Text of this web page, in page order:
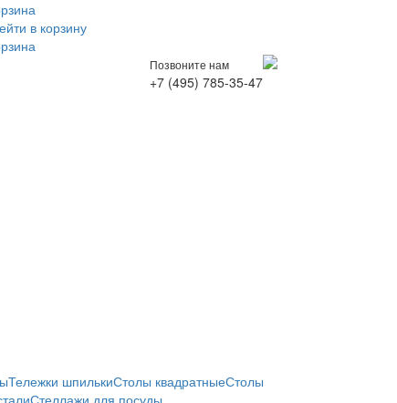
в корзину
Позвоните нам
+7 (495) 785-35-47
Тележки шпилькиСтолы квадратныеСтолы